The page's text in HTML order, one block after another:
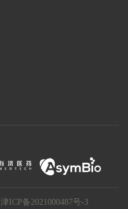
津ICP备2021000487号-3